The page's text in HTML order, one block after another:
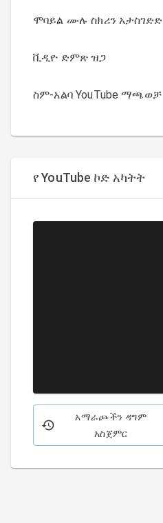
ሞባይል ሙሉ ስክሪን አታስገድድ
ቪዲዮ ድምጽ ዝጋ
ስም-አልባ YouTube ማጫወቻ
የ YouTube ኮድ አካትት
አማራጮችን ዳግም
አስጀምር